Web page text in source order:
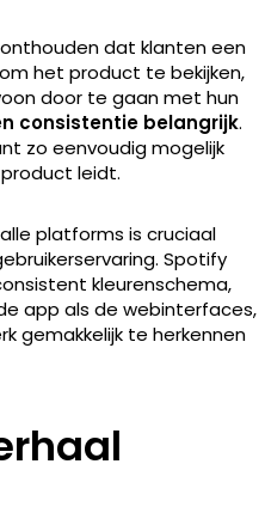
dat klanten een
het product te bekijken,
door te gaan met hun
consistentie belangrijk.
zo eenvoudig mogelijk
leidt.
platforms is cruciaal
Spotify
kleurenschema,
app als de webinterfaces,
gemakkelijk te herkennen